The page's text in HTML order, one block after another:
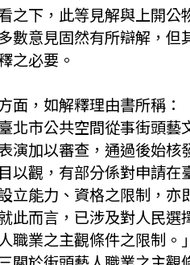
之下，此等見解與上開公
數意見固然有所辯解，但
之必要。
面，如解釋理由書所稱：
北市公共空間從事街頭藝
演加以審查，通過後始核
以觀，有部分係對申請在
立能力、資格之限制，亦
此而言，已涉及對人民選
職業之主觀條件之限制。